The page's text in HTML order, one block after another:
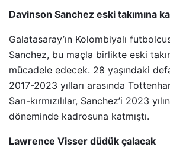
Davinson Sanchez eski takımına
Galatasaray’ın Kolombiyalı
Sanchez, bu maçla birlikte eski
mücadele edecek. 28 yaşındaki
2017-2023 yılları arasında
Sarı-kırmızılılar, Sanchez’i 2023
döneminde kadrosuna katmıştı.
Lawrence Visser düdük çalacak